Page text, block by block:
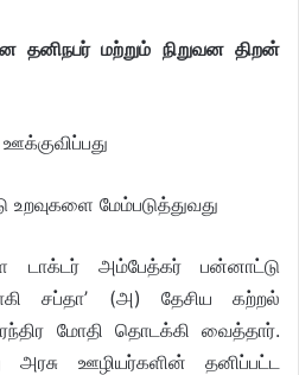
தனிநபர் மற்றும் நிறுவன திறன்
மேம்படுத்துவது
டாக்டர் அம்பேத்கர் பன்னாட்டு
சப்தா’ (அ) தேசிய கற்றல்
மோதி தொடக்கி வைத்தார்.
அரசு ஊழியர்களின் தனிப்பட்ட